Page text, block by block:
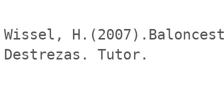
Wissel,
Destrezas. Tutor.